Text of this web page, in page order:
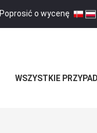
Poprosić o wycenę |
WSZYSTKIE